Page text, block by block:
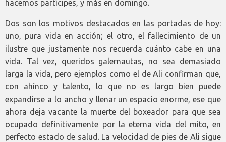
hacemos partícipes, y más en domingo.
Dos son los motivos destacados en las portadas de hoy:
uno, pura vida en acción; el otro, el fallecimiento de un
ilustre que justamente nos recuerda cuánto cabe en una
vida. Tal vez, queridos galernautas, no sea demasiado
larga la vida, pero ejemplos como el de Ali confirman que,
con ahínco y talento, lo que no es largo bien puede
expandirse a lo ancho y llenar un espacio enorme, ese que
ahora deja vacante la muerte del boxeador para que sea
ocupado definitivamente por la eterna vida del mito, en
perfecto estado de salud. La velocidad de pies de Ali sigue